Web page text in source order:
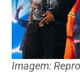
Imagem: